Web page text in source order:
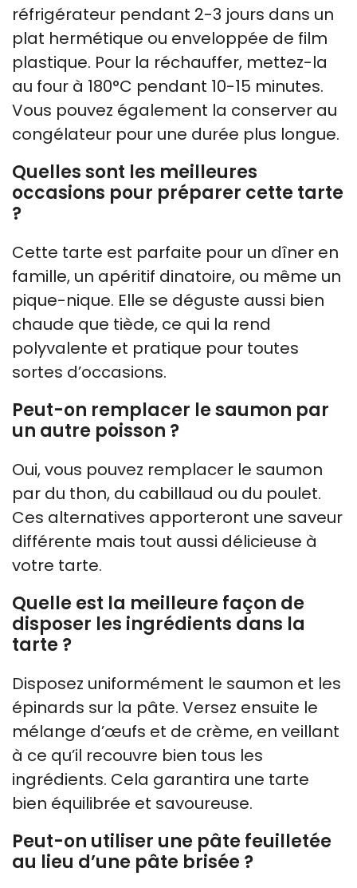
réfrigérateur pendant 2-3 jours dans un
plat hermétique ou enveloppée de film
plastique. Pour la réchauffer, mettez-la
au four à 180°C pendant 10-15 minutes.
Vous pouvez également la conserver au
congélateur pour une durée plus longue.
Quelles sont les meilleures
occasions pour préparer cette tarte
?
Cette tarte est parfaite pour un dîner en
famille, un apéritif dinatoire, ou même un
pique-nique. Elle se déguste aussi bien
chaude que tiède, ce qui la rend
polyvalente et pratique pour toutes
sortes d’occasions.
Peut-on remplacer le saumon par
un autre poisson ?
Oui, vous pouvez remplacer le saumon
par du thon, du cabillaud ou du poulet.
Ces alternatives apporteront une saveur
différente mais tout aussi délicieuse à
votre tarte.
Quelle est la meilleure façon de
disposer les ingrédients dans la
tarte ?
Disposez uniformément le saumon et les
épinards sur la pâte. Versez ensuite le
mélange d’œufs et de crème, en veillant
à ce qu’il recouvre bien tous les
ingrédients. Cela garantira une tarte
bien équilibrée et savoureuse.
Peut-on utiliser une pâte feuilletée
au lieu d’une pâte brisée ?